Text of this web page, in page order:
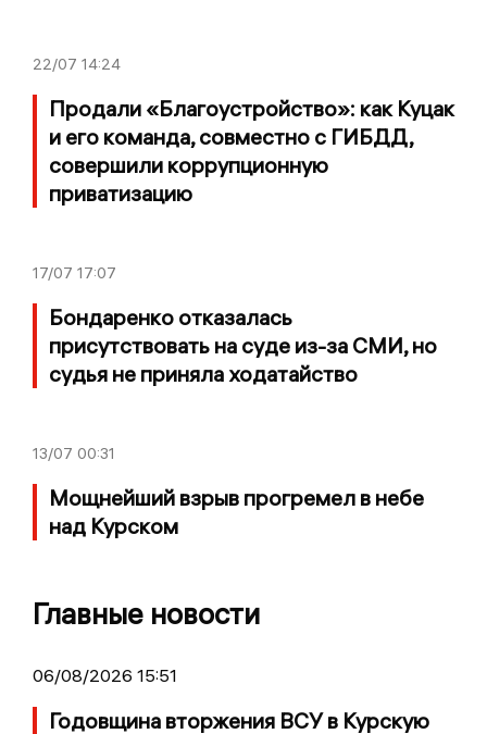
22/07 14:24
Продали «Благоустройство»: как Куцак
и его команда, совместно с ГИБДД,
совершили коррупционную
приватизацию
17/07 17:07
Бондаренко отказалась
присутствовать на суде из-за СМИ, но
судья не приняла ходатайство
13/07 00:31
Мощнейший взрыв прогремел в небе
над Курском
Главные новости
06/08/2026 15:51
Годовщина вторжения ВСУ в Курскую